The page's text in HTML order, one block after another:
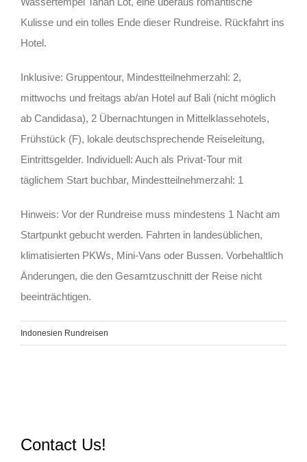
Kulisse und ein tolles Ende dieser Rundreise. Rückfahrt ins
Hotel.
Inklusive: Gruppentour, Mindestteilnehmerzahl: 2,
mittwochs und freitags ab/an Hotel auf Bali (nicht möglich
ab Candidasa), 2 Übernachtungen in Mittelklassehotels,
Frühstück (F), lokale deutschsprechende Reiseleitung,
Eintrittsgelder. Individuell: Auch als Privat-Tour mit
täglichem Start buchbar, Mindestteilnehmerzahl: 1
Hinweis: Vor der Rundreise muss mindestens 1 Nacht am
Startpunkt gebucht werden. Fahrten in landesüblichen,
klimatisierten PKWs, Mini-Vans oder Bussen. Vorbehaltlich
Änderungen, die den Gesamtzuschnitt der Reise nicht
beeinträchtigen.
Indonesien Rundreisen
Contact Us!